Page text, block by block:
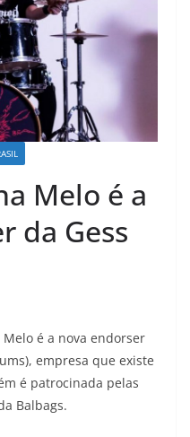
Melo é a
da Gess
é a nova endorser
empresa que existe
é patrocinada pelas
Balbags.